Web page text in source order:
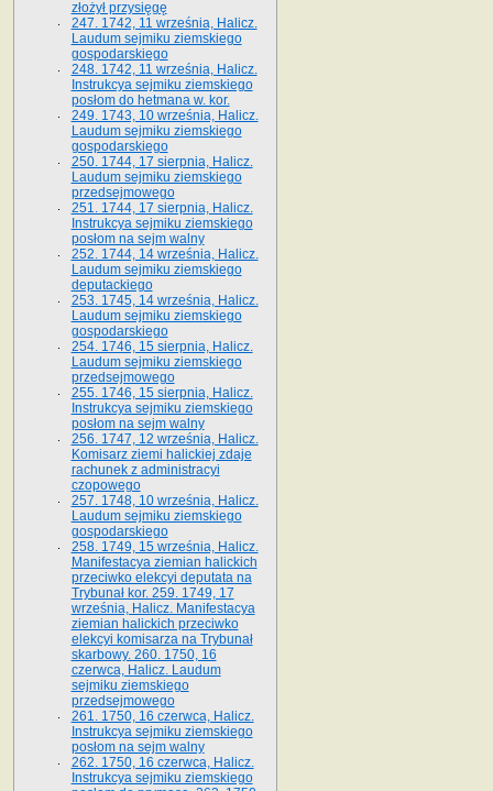
złożył przysięgę
247. 1742, 11 września, Halicz.
Laudum sejmiku ziemskiego
gospodarskiego
248. 1742, 11 września, Halicz.
Instrukcya sejmiku ziemskiego
posłom do hetmana w. kor.
249. 1743, 10 września, Halicz.
Laudum sejmiku ziemskiego
gospodarskiego
250. 1744, 17 sierpnia, Halicz.
Laudum sejmiku ziemskiego
przedsejmowego
251. 1744, 17 sierpnia, Halicz.
Instrukcya sejmiku ziemskiego
posłom na sejm walny
252. 1744, 14 września, Halicz.
Laudum sejmiku ziemskiego
deputackiego
253. 1745, 14 września, Halicz.
Laudum sejmiku ziemskiego
gospodarskiego
254. 1746, 15 sierpnia, Halicz.
Laudum sejmiku ziemskiego
przedsejmowego
255. 1746, 15 sierpnia, Halicz.
Instrukcya sejmiku ziemskiego
posłom na sejm walny
256. 1747, 12 września, Halicz.
Komisarz ziemi halickiej zdaje
rachunek z administracyi
czopowego
257. 1748, 10 września, Halicz.
Laudum sejmiku ziemskiego
gospodarskiego
258. 1749, 15 września, Halicz.
Manifestacya ziemian halickich
przeciwko elekcyi deputata na
Trybunał kor. 259. 1749, 17
września, Halicz. Manifestacya
ziemian halickich przeciwko
elekcyi komisarza na Trybunał
skarbowy. 260. 1750, 16
czerwca, Halicz. Laudum
sejmiku ziemskiego
przedsejmowego
261. 1750, 16 czerwca, Halicz.
Instrukcya sejmiku ziemskiego
posłom na sejm walny
262. 1750, 16 czerwca, Halicz.
Instrukcya sejmiku ziemskiego